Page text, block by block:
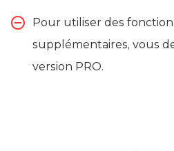
Pour utiliser des
supplémentaires, vous
version PRO.